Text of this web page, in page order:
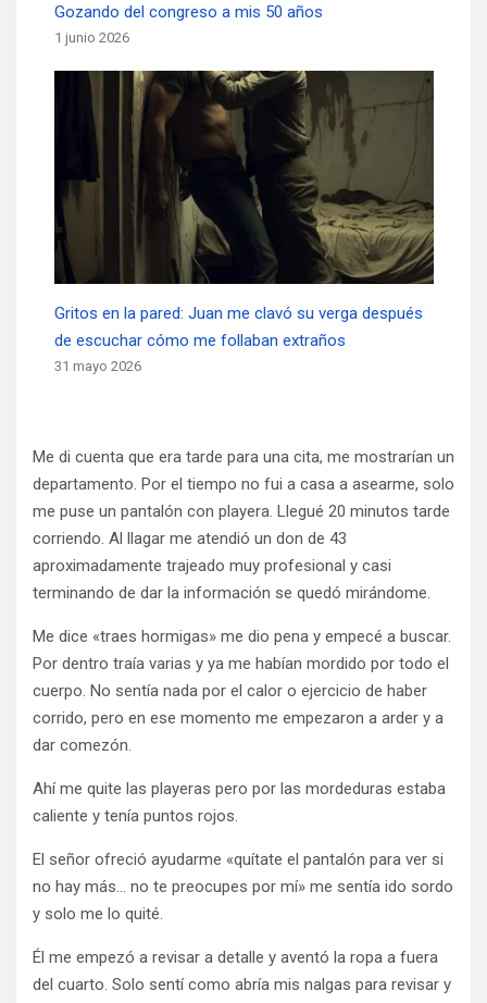
Gozando del congreso a mis 50 años
1 junio 2026
Gritos en la pared: Juan me clavó su verga después
de escuchar cómo me follaban extraños
31 mayo 2026
Me di cuenta que era tarde para una cita, me mostrarían un
departamento. Por el tiempo no fui a casa a asearme, solo
me puse un pantalón con playera. Llegué 20 minutos tarde
corriendo. Al llagar me atendió un don de 43
aproximadamente trajeado muy profesional y casi
terminando de dar la información se quedó mirándome.
Me dice «traes hormigas» me dio pena y empecé a buscar.
Por dentro traía varias y ya me habían mordido por todo el
cuerpo. No sentía nada por el calor o ejercicio de haber
corrido, pero en ese momento me empezaron a arder y a
dar comezón.
Ahí me quite las playeras pero por las mordeduras estaba
caliente y tenía puntos rojos.
El señor ofreció ayudarme «quítate el pantalón para ver si
no hay más… no te preocupes por mí» me sentía ido sordo
y solo me lo quité.
Él me empezó a revisar a detalle y aventó la ropa a fuera
del cuarto. Solo sentí como abría mis nalgas para revisar y